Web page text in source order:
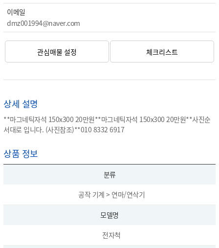
이메일
dmz001994@naver.com
관심매물 설정 체크리스트
상세 설명
**마그네틱자석 150x300 20만원**마그네틱자석 150x300 20만원**사진순
서대로 입니다. (사진참조)**010 8332 6917
상품 정보
분류
공작 기계 > 연마/연삭기
모델명
전자척